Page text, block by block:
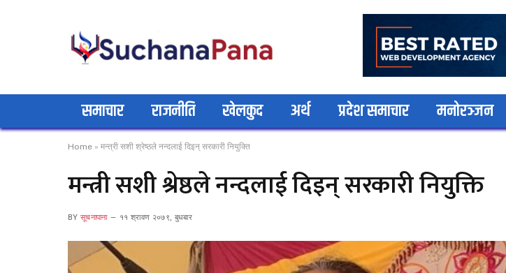
समाचार राजनीति खेलकुद अर्थ प्रदेश समाचार मनोरञ्जन
Home » मन्त्री सशी श्रेष्ठले नन्दलाई दिइन् सरकारी नियुक्ति
मन्त्री सशी श्रेष्ठले नन्दलाई दिइन् सरकारी नियुक्ति
BY सूचनापाना ११ श्रावण २०७९, बुधबार